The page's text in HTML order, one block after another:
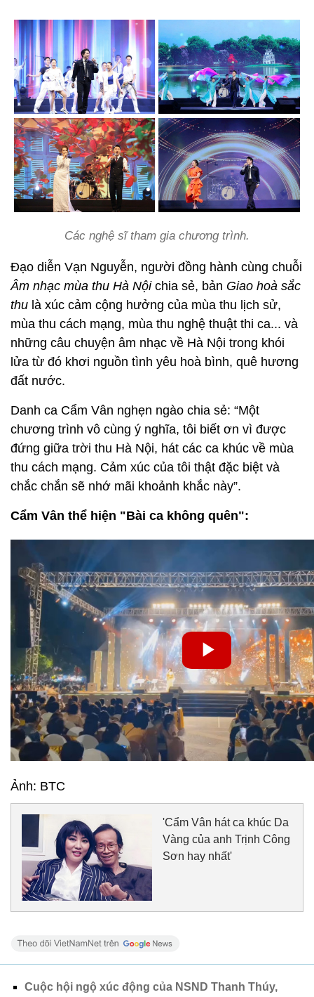
Các nghệ sĩ tham gia chương trình.
Đạo diễn Vạn Nguyễn, người đồng hành cùng chuỗi
Âm nhạc mùa thu Hà Nộichia sẻ, bản Giao hoà sắc
thu là xúc cảm cộng hưởng của mùa thu lịch sử,
mùa thu cách mạng, mùa thu nghệ thuật thi ca... và
những câu chuyện âm nhạc về Hà Nội trong khói
lửa từ đó khơi nguồn tình yêu hoà bình, quê hương
đất nước.
Danh ca Cẩm Vân nghẹn ngào chia sẻ: “Một
chương trình vô cùng ý nghĩa, tôi biết ơn vì được
đứng giữa trời thu Hà Nội, hát các ca khúc về mùa
thu cách mạng. Cảm xúc của tôi thật đặc biệt và
chắc chắn sẽ nhớ mãi khoảnh khắc này”.
Cẩm Vân thể hiện "Bài ca không quên":
Ảnh: BTC
'Cẩm Vân hát ca khúc Da
Vàng của anh Trịnh Công
Sơn hay nhất'
Cuộc hội ngộ xúc động của NSND Thanh Thúy,